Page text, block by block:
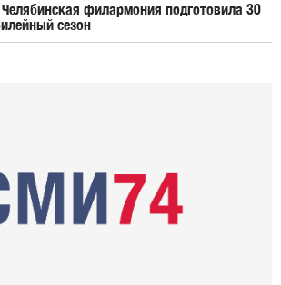
филармония подготовила 30
сезон